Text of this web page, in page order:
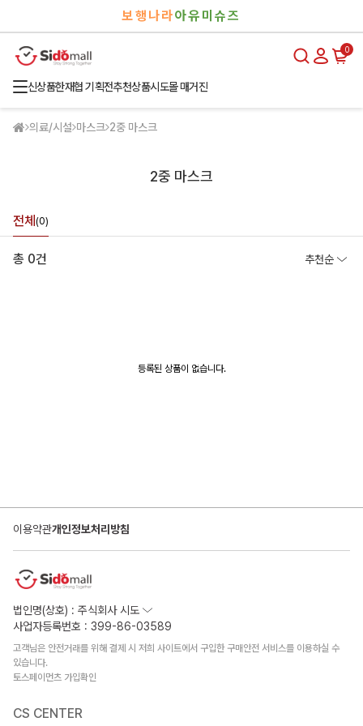
보행나라아유미슈즈
0
신상품한재협 기획전추천상품시도몰 매거진
의료/시설 마스크 2중 마스크
2중 마스크
전체 (0)
총 0건 추천순
등록된 상품이 없습니다.
이용약관개인정보처리방침
법인명(상호) : 주식회사 시도
사업자등록번호 : 399-86-03589
고객님은 안전거래를 위해 결제 시 저희 사이트에서 구입한 구매안전 서비스를 이용하실 수
있습니다.
토스페이먼츠 가입확인
CS CENTER